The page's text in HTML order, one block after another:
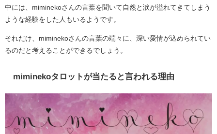
中には、miminekoさんの言葉を聞いて自然と涙が溢れてきてしまう
ような経験をした人もいるようです。
それだけ、miminekoさんの言葉の端々に、深い愛情が込められてい
るのだと考えることができるでしょう。
miminekoタロットが当たると言われる理由